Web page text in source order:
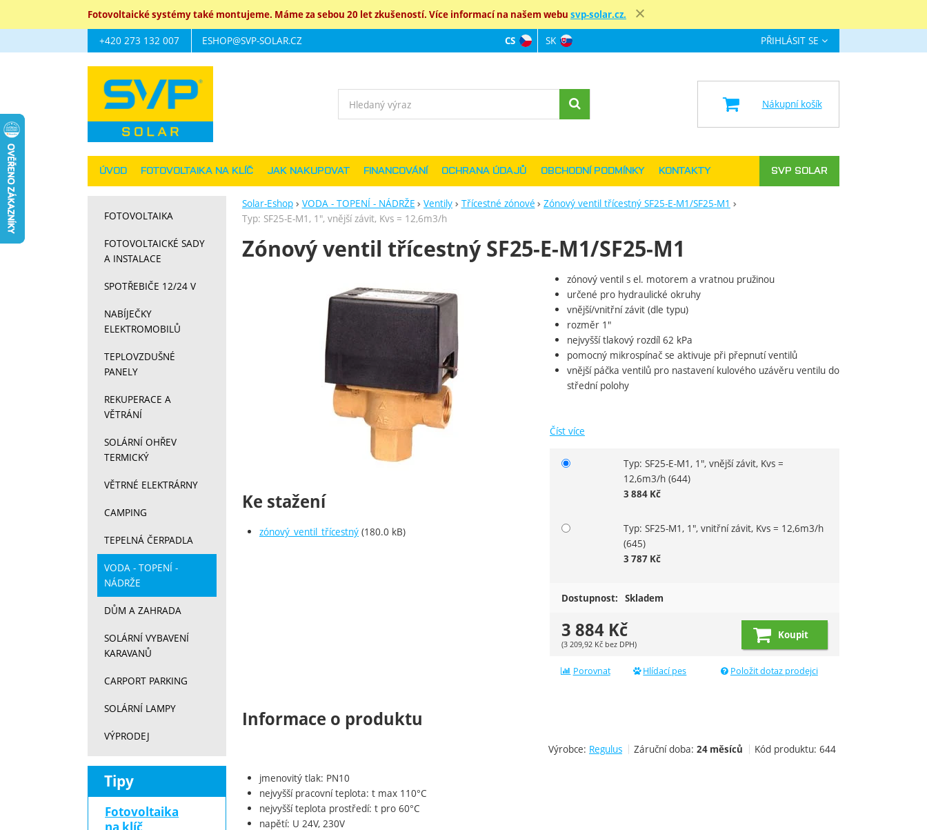
Fotovoltaické systémy také montujeme. Máme za sebou 20 let zkušeností. Více informací na našem webu svp-solar.cz.
Solar-Eshop VODA - TOPENÍ - NÁDRŽE Ventily Třícestné zónové
Zónový ventil třícestný SF25-E-M1/SF25-M1
Typ: SF25-E-M1, 1", vnější závit, Kvs = 12,6m3/h
Zónový ventil třícestný SF25-E-M1/SF25-M1
Ke stažení
zónový_ventil_třícestný (180.0 kB)
zónový ventil s el. motorem a vratnou pružinou
určené pro hydraulické okruhy
vnější/vnitřní závit (dle typu)
rozměr 1"
nejvyšší tlakový rozdíl 62 kPa
pomocný mikrospínač se aktivuje při přepnutí ventilů
vnější páčka ventilů pro nastavení kulového uzávěru ventilu do
střední polohy
Číst více
Vyberte variantuTyp: SF25-E-M1, 1", vnější závit, Kvs =
12,6m3/h (644)
3 884 Kč
Typ: SF25-M1, 1", vnitřní závit, Kvs = 12,6m3/h
(645)
3 787 Kč
Dostupnost: Skladem
3 884 Kč
(3 209,92 Kč bez DPH)
Koupit
Porovnat Hlídací pes Položit dotaz prodejci
Informace o produktu
Výrobce: Regulus Záruční doba: 24 měsíců Kód produktu: 644
jmenovitý tlak: PN10
nejvyšší pracovní teplota: t max 110°C
nejvyšší teplota prostředí: t pro 60°C
napětí: U 24V, 230V
FOTOVOLTAIKA
FOTOVOLTAICKÉ SADY
A INSTALACE
SPOTŘEBIČE 12/24 V
NABÍJEČKY
ELEKTROMOBILŮ
TEPLOVZDUŠNÉ
PANELY
REKUPERACE A
VĚTRÁNÍ
SOLÁRNÍ OHŘEV
TERMICKÝ
VĚTRNÉ ELEKTRÁRNY
CAMPING
TEPELNÁ ČERPADLA
VODA - TOPENÍ -
NÁDRŽE
DŮM A ZAHRADA
SOLÁRNÍ VYBAVENÍ
KARAVANŮ
CARPORT PARKING
SOLÁRNÍ LAMPY
VÝPRODEJ
Tipy
Fotovoltaika
na klíč
Navigace
+420 273 132 007 ESHOP@SVP-SOLAR.CZ
ÚVOD FOTOVOLTAIKA NA KLÍČ JAK NAKUPOVAT FINANCOVÁNÍ OCHRANA ÚDAJŮ OBCHODNÍ PODMÍNKY KONTAKTY SVP SOLAR
Jazyková verze
CS SK PŘIHLÁSIT SE
Vyhledávání Nákupní košík